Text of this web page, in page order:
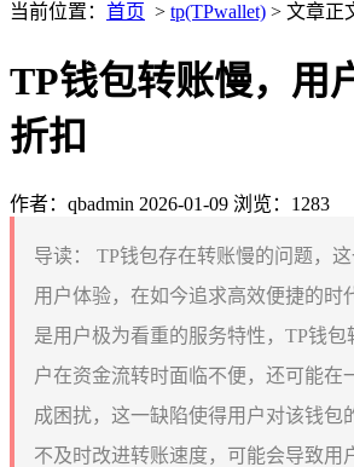
当前位置： 首页 > tp(TPwallet) > 文章正
TP钱包转账慢，用
折扣
作者：qbadmin 2026-01-09 浏览：1283
导读：
TP钱包存在转账慢的问题，
用户体验，在如今追求高效便捷的时
是用户极为看重的服务特性，TP钱包
户在资金流转时面临不便，还可能在
成困扰，这一缺陷使得用户对该钱包
不及时改进转账速度，可能会导致用